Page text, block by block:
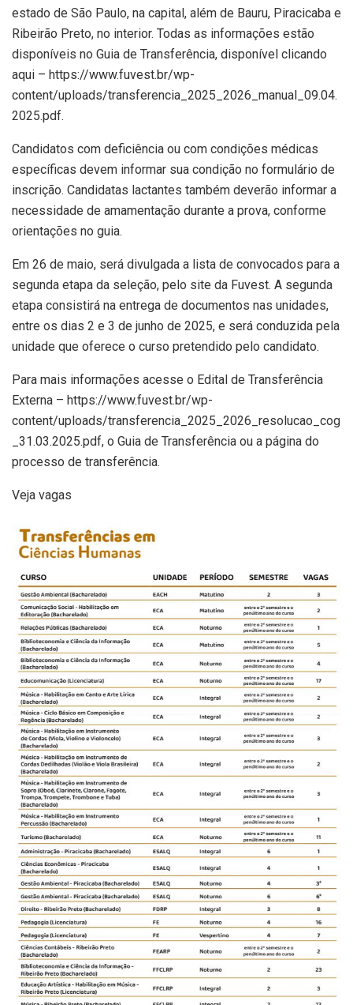
estado de São Paulo, na capital, além de Bauru, Piracicaba e
Ribeirão Preto, no interior. Todas as informações estão
disponíveis no Guia de Transferência, disponível clicando
aqui – https://www.fuvest.br/wp-
content/uploads/transferencia_2025_2026_manual_09.04.
2025.pdf.
Candidatos com deficiência ou com condições médicas
específicas devem informar sua condição no formulário de
inscrição. Candidatas lactantes também deverão informar a
necessidade de amamentação durante a prova, conforme
orientações no guia.
Em 26 de maio, será divulgada a lista de convocados para a
segunda etapa da seleção, pelo site da Fuvest. A segunda
etapa consistirá na entrega de documentos nas unidades,
entre os dias 2 e 3 de junho de 2025, e será conduzida pela
unidade que oferece o curso pretendido pelo candidato.
Para mais informações acesse o Edital de Transferência
Externa – https://www.fuvest.br/wp-
content/uploads/transferencia_2025_2026_resolucao_cog
_31.03.2025.pdf, o Guia de Transferência ou a página do
processo de transferência.
Veja vagas